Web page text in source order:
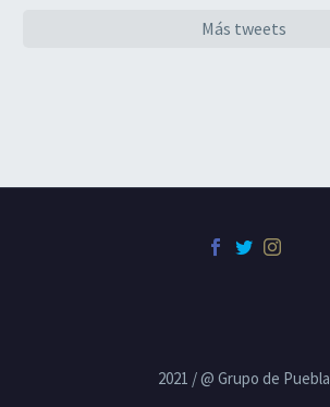
Más tweets
2021 / @ Grupo de Puebla